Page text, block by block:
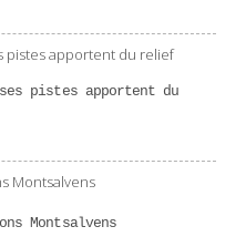
pistes apportent du
Montsalvens